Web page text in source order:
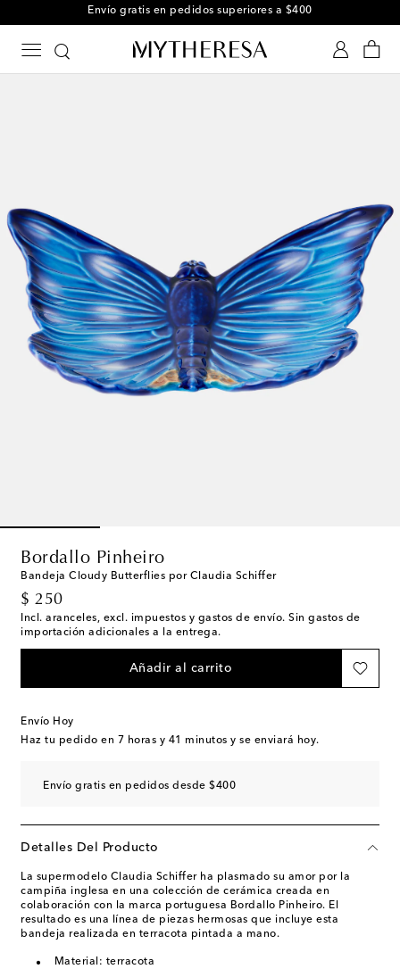
Envío gratis en pedidos superiores a $400
Bordallo Pinheiro
Bandeja Cloudy Butterflies por Claudia Schiffer
$ 250
original price
Incl. aranceles, excl. impuestos y gastos de envío. Sin gastos de
importación adicionales a la entrega.
Añadir al carrito
Envío Hoy
Haz tu pedido en 7 horas y 41 minutos y se enviará hoy.
Envío gratis en pedidos desde $400
Detalles Del Producto
La supermodelo Claudia Schiffer ha plasmado su amor por la
campiña inglesa en una colección de cerámica creada en
colaboración con la marca portuguesa Bordallo Pinheiro. El
resultado es una línea de piezas hermosas que incluye esta
bandeja realizada en terracota pintada a mano.
Material: terracota